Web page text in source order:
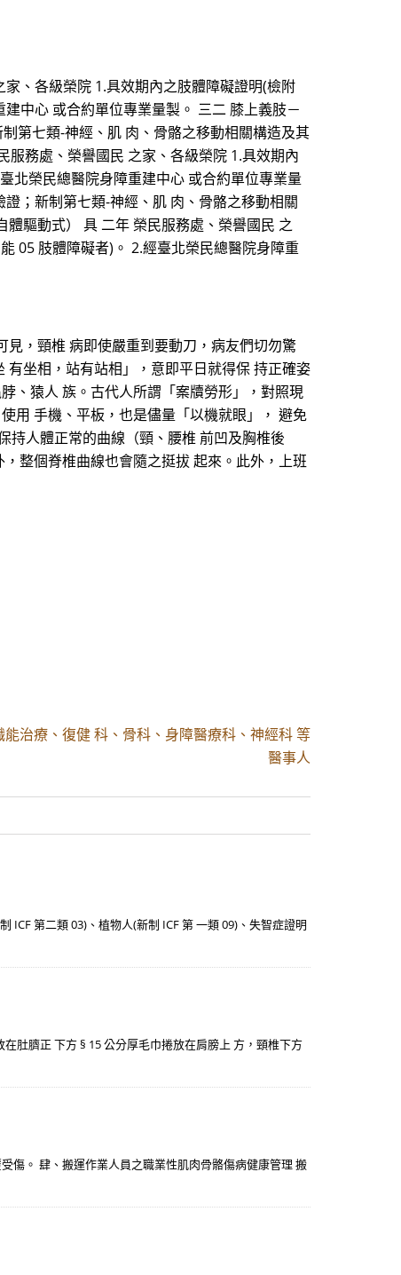
、各級榮院 1.具效期內之肢體障礙證明(檢附
中心 或合約單位專業量製。 三二 膝上義肢－
第七類-神經、肌 肉、骨骼之移動相關構造及其
服務處、榮譽國民 之家、各級榮院 1.具效期內
北榮民總醫院身障重建中心 或合約單位專業量
；新制第七類-神經、肌 肉、骨骼之移動相關
驅動式） 具 二年 榮民服務處、榮譽國民 之
05 肢體障礙者)。 2.經臺北榮民總醫院身障重
，頸椎 病即使嚴重到要動刀，病友們切勿驚
坐相，站有站相」，意即平日就得保 持正確姿
、猿人 族。古代人所謂「案牘勞形」，對照現
用 手機、平板，也是儘量「以機就眼」， 避免
持人體正常的曲線（頸、腰椎 前凹及胸椎後
整個脊椎曲線也會隨之挺拔 起來。此外，上班
治療、復健 科、骨科、身障醫療科、神經科 等
醫事人
ICF 第二類 03)、植物人(新制 ICF 第 一類 09)、失智症證明
肚臍正 下方 § 15 公分厚毛巾捲放在肩膀上 方，頸椎下方
傷。 肆、搬運作業人員之職業性肌肉骨骼傷病健康管理 搬